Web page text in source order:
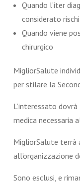
Quando l’iter
considerato
Quando viene
chirurgico
MigliorSalute
per stilare la
L’interessato
medica necessaria
MigliorSalute terrà
all’organizzazione
Sono esclusi, e